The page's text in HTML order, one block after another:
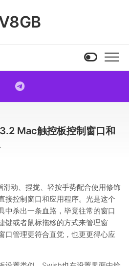
Mac触控板控制窗口和
动、捏拢、轻按手势配合使用修饰
接控制窗口和应用程序。光是这个
中杀出一条血路，毕竟往常的窗口
键或者鼠标拖移的方式来管理窗
口管理更符合直觉，也更更得心应